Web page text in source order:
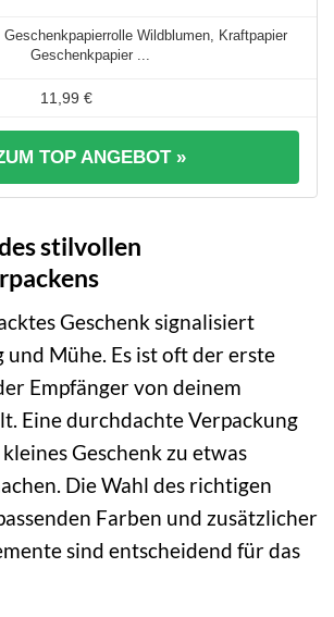
Wildblumen, Kraftpapier
Geschenkpapier ...
11,99 €
TOP ANGEBOT »
stilvollen
Geschenk signalisiert
Mühe. Es ist oft der erste
Empfänger von deinem
Eine durchdachte Verpackung
Geschenk zu etwas
Die Wahl des richtigen
Farben und zusätzlicher
sind entscheidend für das